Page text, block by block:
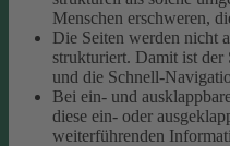
Menschen erschweren,
Die Seiten werden nicht
strukturiert. Damit ist der
und die Schnell-
Bei ein- und
diese ein- oder
weiterführenden